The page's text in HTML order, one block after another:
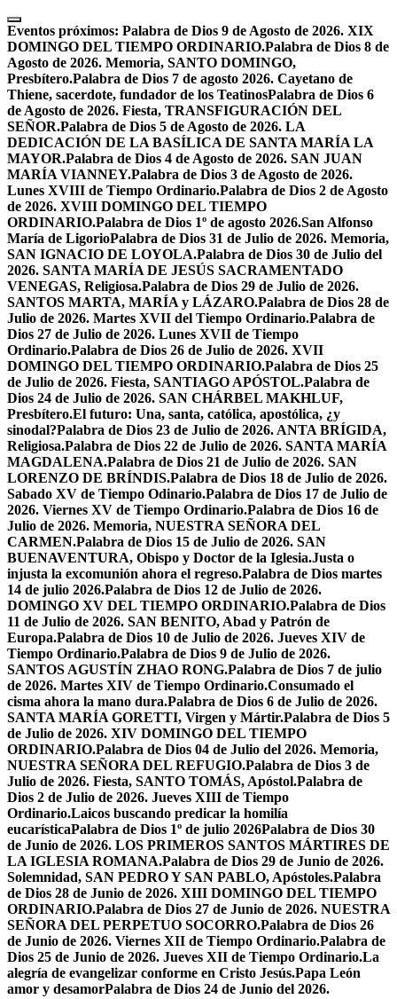
Skip
to
content
Eventos próximos: Palabra de Dios 9 de Agosto de 2026. XIX
DOMINGO DEL TIEMPO ORDINARIO.Palabra de Dios 8 de
Agosto de 2026. Memoria, SANTO DOMINGO,
Presbítero.Palabra de Dios 7 de agosto 2026. Cayetano de
Thiene, sacerdote, fundador de los TeatinosPalabra de Dios 6
de Agosto de 2026. Fiesta, TRANSFIGURACIÓN DEL
SEÑOR.Palabra de Dios 5 de Agosto de 2026. LA
DEDICACIÓN DE LA BASÍLICA DE SANTA MARÍA LA
MAYOR.Palabra de Dios 4 de Agosto de 2026. SAN JUAN
MARÍA VIANNEY.Palabra de Dios 3 de Agosto de 2026.
Lunes XVIII de Tiempo Ordinario.Palabra de Dios 2 de Agosto
de 2026. XVIII DOMINGO DEL TIEMPO
ORDINARIO.Palabra de Dios 1º de agosto 2026.San Alfonso
María de LigorioPalabra de Dios 31 de Julio de 2026. Memoria,
SAN IGNACIO DE LOYOLA.Palabra de Dios 30 de Julio del
2026. SANTA MARÍA DE JESÚS SACRAMENTADO
VENEGAS, Religiosa.Palabra de Dios 29 de Julio de 2026.
SANTOS MARTA, MARÍA y LÁZARO.Palabra de Dios 28 de
Julio de 2026. Martes XVII del Tiempo Ordinario.Palabra de
Dios 27 de Julio de 2026. Lunes XVII de Tiempo
Ordinario.Palabra de Dios 26 de Julio de 2026. XVII
DOMINGO DEL TIEMPO ORDINARIO.Palabra de Dios 25
de Julio de 2026. Fiesta, SANTIAGO APÓSTOL.Palabra de
Dios 24 de Julio de 2026. SAN CHÁRBEL MAKHLUF,
Presbítero.El futuro: Una, santa, católica, apostólica, ¿y
sinodal?Palabra de Dios 23 de Julio de 2026. ANTA BRÍGIDA,
Religiosa.Palabra de Dios 22 de Julio de 2026. SANTA MARÍA
MAGDALENA.Palabra de Dios 21 de Julio de 2026. SAN
LORENZO DE BRÍNDIS.Palabra de Dios 18 de Julio de 2026.
Sabado XV de Tiempo Odinario.Palabra de Dios 17 de Julio de
2026. Viernes XV de Tiempo Ordinario.Palabra de Dios 16 de
Julio de 2026. Memoria, NUESTRA SEÑORA DEL
CARMEN.Palabra de Dios 15 de Julio de 2026. SAN
BUENAVENTURA, Obispo y Doctor de la Iglesia.Justa o
injusta la excomunión ahora el regreso.Palabra de Dios martes
14 de julio 2026.Palabra de Dios 12 de Julio de 2026.
DOMINGO XV DEL TIEMPO ORDINARIO.Palabra de Dios
11 de Julio de 2026. SAN BENITO, Abad y Patrón de
Europa.Palabra de Dios 10 de Julio de 2026. Jueves XIV de
Tiempo Ordinario.Palabra de Dios 9 de Julio de 2026.
SANTOS AGUSTÍN ZHAO RONG.Palabra de Dios 7 de julio
de 2026. Martes XIV de Tiempo Ordinario.Consumado el
cisma ahora la mano dura.Palabra de Dios 6 de Julio de 2026.
SANTA MARÍA GORETTI, Virgen y Mártir.Palabra de Dios 5
de Julio de 2026. XIV DOMINGO DEL TIEMPO
ORDINARIO.Palabra de Dios 04 de Julio del 2026. Memoria,
NUESTRA SEÑORA DEL REFUGIO.Palabra de Dios 3 de
Julio de 2026. Fiesta, SANTO TOMÁS, Apóstol.Palabra de
Dios 2 de Julio de 2026. Jueves XIII de Tiempo
Ordinario.Laicos buscando predicar la homilía
eucarísticaPalabra de Dios 1º de julio 2026Palabra de Dios 30
de Junio de 2026. LOS PRIMEROS SANTOS MÁRTIRES DE
LA IGLESIA ROMANA.Palabra de Dios 29 de Junio de 2026.
Solemnidad, SAN PEDRO Y SAN PABLO, Apóstoles.Palabra
de Dios 28 de Junio de 2026. XIII DOMINGO DEL TIEMPO
ORDINARIO.Palabra de Dios 27 de Junio de 2026. NUESTRA
SEÑORA DEL PERPETUO SOCORRO.Palabra de Dios 26
de Junio de 2026. Viernes XII de Tiempo Ordinario.Palabra de
Dios 25 de Junio de 2026. Jueves XII de Tiempo Ordinario.La
alegría de evangelizar conforme en Cristo Jesús.Papa León
amor y desamorPalabra de Dios 24 de Junio del 2026.